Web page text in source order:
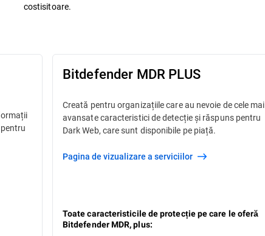
costisitoare.​
Bitdefender MDR PLUS
Creată pentru organizațiile care au nevoie de cele mai
avansate caracteristici de detecție și răspuns pentru
Dark Web, care sunt disponibile pe piață.
Pagina de vizualizare a serviciilor
Toate caracteristicile de protecție pe care le oferă
Bitdefender MDR, plus: